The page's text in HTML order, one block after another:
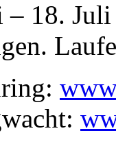
– 18.